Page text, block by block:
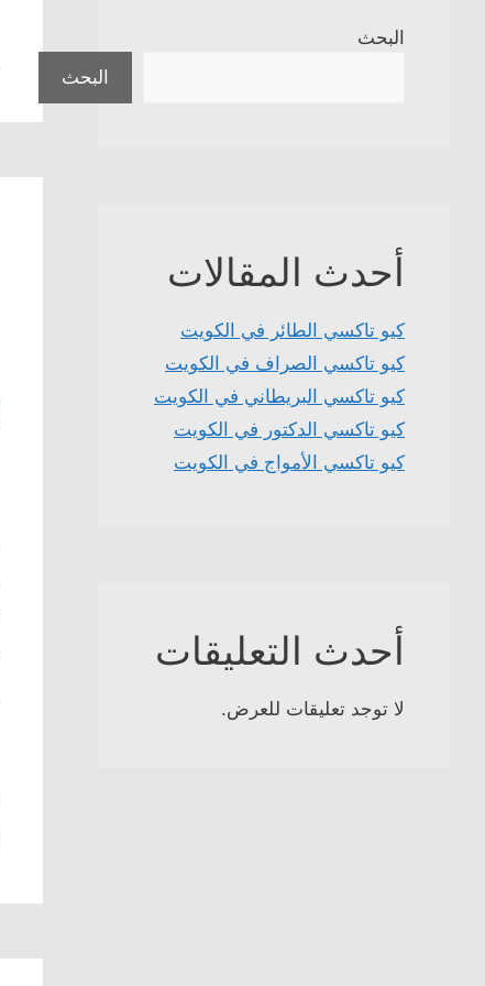
البحث
البحث
أحدث المقالات
كيو تاكسي الطائر في الكويت
كيو تاكسي الصراف في الكويت
كيو تاكسي البريطاني في الكويت
كيو تاكسي الدكتور في الكويت
كيو تاكسي الأمواج في الكويت
أحدث التعليقات
لا توجد تعليقات للعرض.